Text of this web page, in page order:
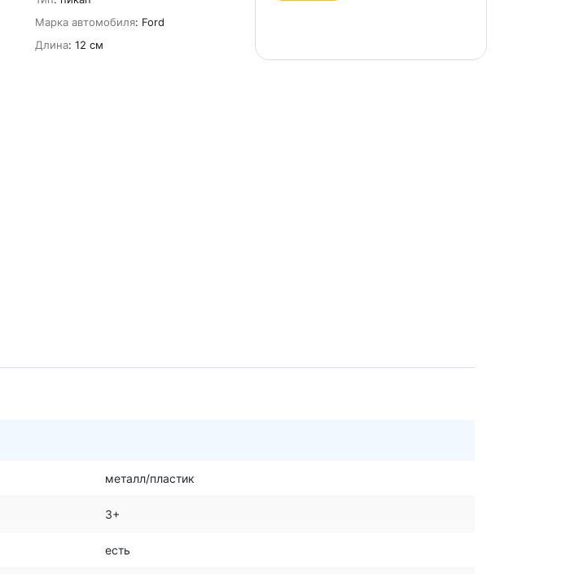
Марка автомобиля: Ford
Длина: 12 см
металл/пластик
3+
есть